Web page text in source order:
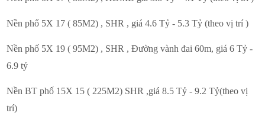
Nền phố 5X 17 ( 85M2) , SHR , giá 4.6 Tỷ - 5.3 Tỷ (theo vị trí )
Nền phố 5X 19 ( 95M2) , SHR , Đường vành đai 60m, giá 6 Tỷ -
6.9 tỷ
Nền BT phố 15X 15 ( 225M2) SHR ,giá 8.5 Tỷ - 9.2 Tỷ(theo vị
trí)